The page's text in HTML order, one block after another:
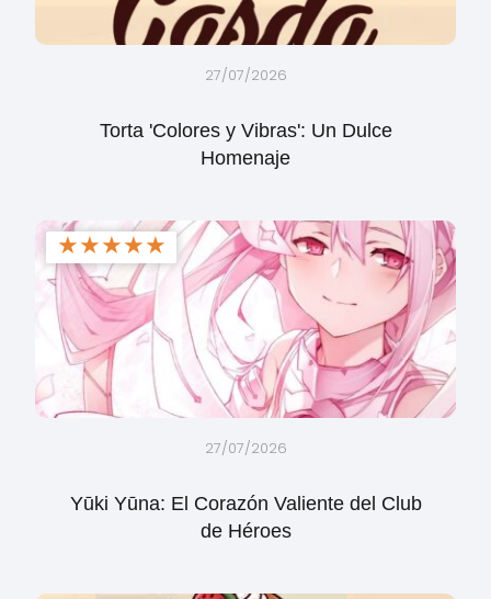
27/07/2026
Torta 'Colores y Vibras': Un Dulce
Homenaje
★★★★★
27/07/2026
Yūki Yūna: El Corazón Valiente del Club
de Héroes